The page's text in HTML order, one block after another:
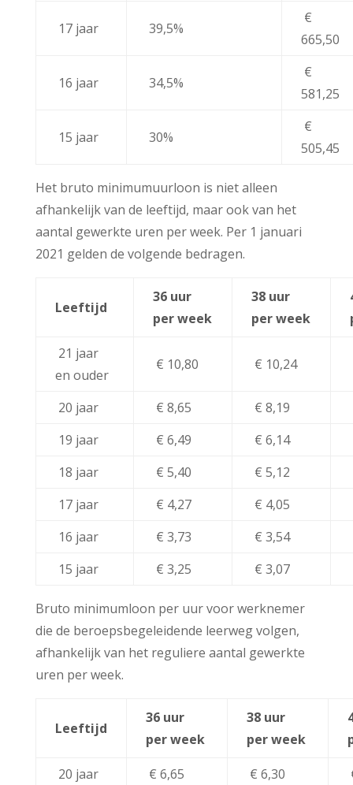
17 jaar 39,5%
€
665,50
16 jaar 34,5%
€
581,25
15 jaar 30%
€
505,45
Het bruto minimumuurloon is niet alleen
afhankelijk van de leeftijd, maar ook van het
aantal gewerkte uren per week. Per 1 januari
2021 gelden de volgende bedragen.
Leeftijd
36 uur
per week
38 uur
per week
21 jaar
en ouder
€ 10,80 € 10,24
20 jaar € 8,65 € 8,19
19 jaar
€ 6,49 € 6,14
18 jaar
€ 5,40 € 5,12
17 jaar
€ 4,27 € 4,05
16 jaar
€ 3,73 € 3,54
15 jaar
€ 3,25 € 3,07
Bruto minimumloon per uur voor werknemer
die de beroepsbegeleidende leerweg volgen,
afhankelijk van het reguliere aantal gewerkte
uren per week.
Leeftijd
36 uur
per week
38 uur
per week
20 jaar
€ 6,65 € 6,30